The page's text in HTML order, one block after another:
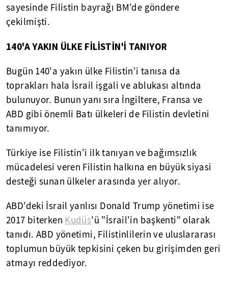
sayesinde Filistin bayrağı BM'de göndere
çekilmişti.
140'AYAKIN ÜLKE FİLİSTİN'İ TANIYOR
Bugün 140'a yakın ülke Filistin'i tanısa da
toprakları hala İsrail işgali ve ablukası altında
bulunuyor. Bunun yanı sıra İngiltere, Fransa ve
ABD gibi önemli Batı ülkeleri de Filistin devletini
tanımıyor.
Türkiye ise Filistin'i ilk tanıyan ve bağımsızlık
mücadelesi veren Filistin halkına en büyük siyasi
desteği sunan ülkeler arasında yer alıyor.
ABD'deki İsrail yanlısı Donald Trump yönetimi ise
2017 biterken Kudüs'ü "İsrail'in başkenti" olarak
tanıdı. ABD yönetimi, Filistinlilerin ve uluslararası
toplumun büyük tepkisini çeken bu girişimden geri
atmayı reddediyor.